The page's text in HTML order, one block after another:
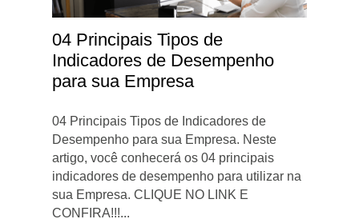
04 Principais Tipos de
Indicadores de Desempenho
para sua Empresa
04 Principais Tipos de Indicadores de
Desempenho para sua Empresa. Neste
artigo, você conhecerá os 04 principais
indicadores de desempenho para utilizar na
sua Empresa. CLIQUE NO LINK E
CONFIRA!!!...